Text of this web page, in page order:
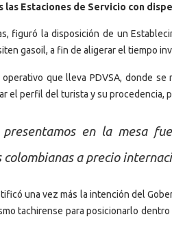
las Estaciones de Servicio con
figuró la disposición de un
gasoil, a fin de aligerar el tiempo
que lleva PDVSA, donde
el perfil del turista y su procedencia,
presentamos en la mesa
colombianas a precio
una vez más la intención del
tachirense para posicionarlo